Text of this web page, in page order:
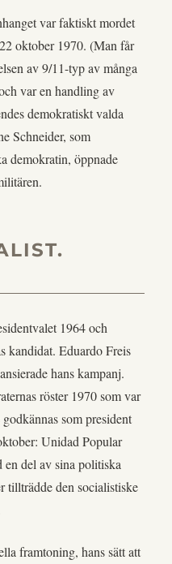
var faktiskt mordet
oktober 1970. (Man får
av 9/11-typ av många
var en handling av
demokratiskt valda
Schneider, som
demokratin, öppnade
1964 och
kandidat. Eduardo Freis
hans kampanj.
röster 1970 som var
som president
Unidad Popular
en del av sina politiska
tillträdde den socialistiske
framtoning, hans sätt att